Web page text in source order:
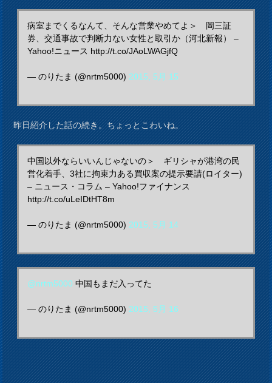
病室までくるなんて、そんな営業やめてよ＞ 岡三証
券、交通事故で判断力ない女性と取引か（河北新報） –
Yahoo!ニュース http://t.co/JAoLWAGjfQ
— のりたま (@nrtm5000) 2015, 5月 15
昨日紹介した話の続き。ちょっとこわいね。
中国以外ならいいんじゃないの＞ ギリシャが港湾の民
営化着手、3社に拘束力ある買収案の提示要請(ロイター)
– ニュース・コラム – Yahoo!ファイナンス
http://t.co/uLeIDtHT8m
— のりたま (@nrtm5000) 2015, 5月 14
@nrtm5000 中国もまだ入ってた
— のりたま (@nrtm5000) 2015, 5月 16